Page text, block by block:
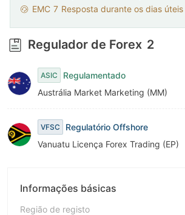
EMC 7 Resposta durante os dias úteis
Regulador de Forex 2
ASIC
Regulamentado
Austrália Market Marketing (MM)
VFSC
Regulatório Offshore
Vanuatu Licença Forex Trading (EP)
Informações básicas
Região de registo